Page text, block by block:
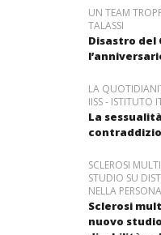
UN TEAM
TALASSI
Disastro del
LA
IISS - ISTITUTO
La
SCLEROSI
STUDIO SU
NELLA
Sclerosi
nuovo